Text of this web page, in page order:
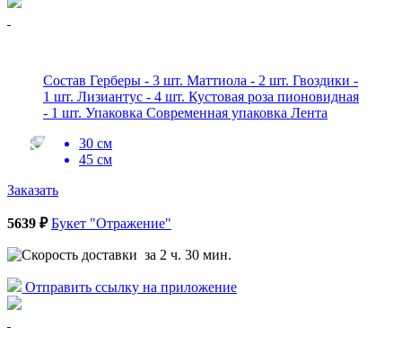
Состав Герберы - 3 шт. Маттиола - 2 шт. Гвоздики -
1 шт. Лизиантус - 4 шт. Кустовая роза пионовидная
- 1 шт. Упаковка Современная упаковка Лента
30 см
45 см
Заказать
5639 ₽ Букет "Отражение"
за 2 ч. 30 мин.
Отправить ссылку на приложение